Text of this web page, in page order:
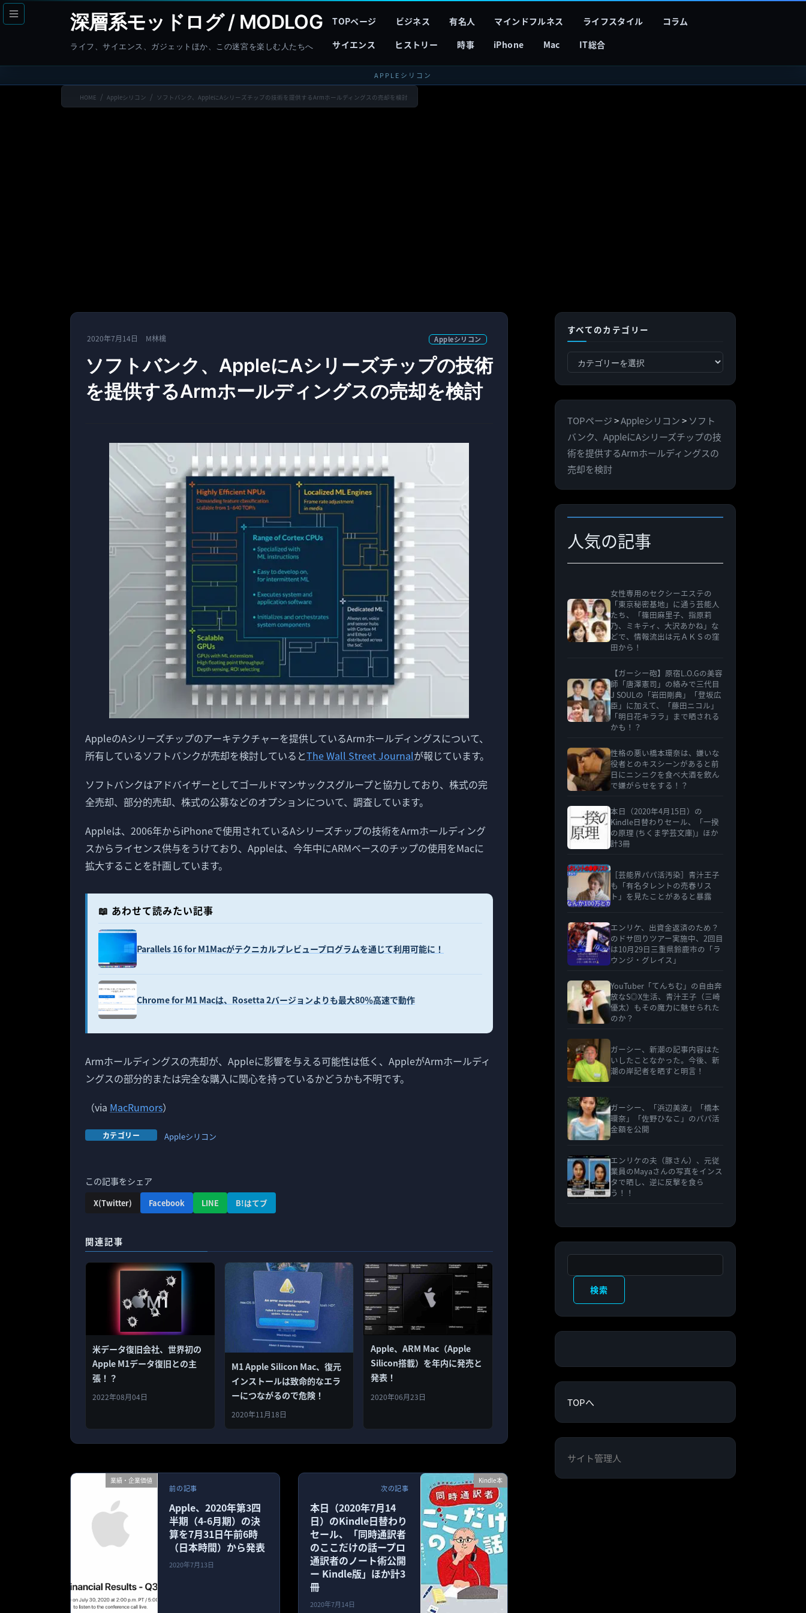
コ
ン
へ
ナ
ビ
ョ
深層系モッドログ / MODLOG
ライフ、サイエンス、ガジェットほか、この迷宮を楽しむ人たちへ
TOPページ ビジネス 有名人 マインドフルネス ライフスタイル
コラム
サイエンス
ヒストリー 時事 iPhone Mac IT総合
APPLEシリコン
HOME Appleシリコン ソフトバンク、AppleにAシリーズチップの技術を提供するArmホールディングスの売却を検討
2020年7月14日 M林檎 Appleシリコン
ソフトバンク、AppleにAシリーズチップの技術
を提供するArmホールディングスの売却を検討
AppleのAシリーズチップのアーキテクチャーを提供しているArmホールディングスについて、
所有しているソフトバンクが売却を検討しているとThe Wall Street Journalが報じています。
ソフトバンクはアドバイザーとしてゴールドマンサックスグループと協力しており、株式の完
全売却、部分的売却、株式の公募などのオプションについて、調査しています。
Appleは、2006年からiPhoneで使用されているAシリーズチップの技術をArmホールディング
スからライセンス供与をうけており、Appleは、今年中にARMベースのチップの使用をMacに
拡大することを計画しています。
📖 あわせて読みたい記事
Parallels 16 for M1Macがテクニカルプレビュープログラムを通じて利用可能に！
Chrome for M1 Macは、Rosetta 2バージョンよりも最大80％高速で動作
Armホールディングスの売却が、Appleに影響を与える可能性は低く、AppleがArmホールディ
ングスの部分的または完全な購入に関心を持っているかどうかも不明です。
（via MacRumors）
カテゴリー Appleシリコン
この記事をシェア
X(Twitter) Facebook LINE B!はてブ
関連記事
米データ復旧会社、世界初の
Apple M1データ復旧との主
張！？
2022年08月04日
M1 Apple Silicon Mac、復元
インストールは致命的なエラ
ーにつながるので危険！
2020年11月18日
Apple、ARM Mac（Apple
Silicon搭載）を年内に発売と
発表！
2020年06月23日
業績・企業価値
前の記事
Apple、2020年第3四
半期（4-6月期）の決
算を7月31日午前6時
（日本時間）から発表
2020年7月13日
Kindle本
次の記事
本日（2020年7月14
日）のKindle日替わり
セール、「同時通訳者
のここだけの話ープロ
通訳者のノート術公開
ー Kindle版」ほか計3
冊
2020年7月14日
すべてのカテゴリー
べ
カ
テ
ゴ
リ
ー
TOPページ>Appleシリコン> ソフト
バンク、AppleにAシリーズチップの技
術を提供するArmホールディングスの
売却を検討
人気の記事
女性専用のセクシーエステの
「東京秘密基地」に通う芸能人
たち、「篠田麻里子、指原莉
乃、ミキティ、大沢あかね」な
どで、情報流出は元ＡＫＳの窪
田から！
【ガーシー砲】原宿L.O.Gの美容
師「唐澤憲司」の絡みで三代目
J SOULの「岩田剛典」「登坂広
臣」に加えて、「藤田ニコル」
「明日花キララ」まで晒される
かも！？
性格の悪い橋本環奈は、嫌いな
役者とのキスシーンがあると前
日にニンニクを食べ大酒を飲ん
で嫌がらせをする！？
本日（2020年4月15日）の
Kindle日替わりセール、「一揆
の原理 (ちくま学芸文庫)」ほか
計3冊
［芸能界パパ活汚染］青汁王子
も「有名タレントの売春リス
ト」を見たことがあると暴露
エンリケ、出資金返済のため？
のドサ回りツアー実施中、2回目
は10月29日三重県鈴鹿市の「ラ
ウンジ・グレイス」
YouTuber「てんちむ」の自由奔
放なS◎X生活、青汁王子（三崎
優太）もその魔力に魅せられた
のか？
ガーシー、新潮の記事内容はた
いしたことなかった。今後、新
潮の岸記者を晒すと明言！
ガーシー、「浜辺美波」「橋本
環奈」「佐野ひなこ」のパパ活
金額を公開
エンリケの夫（豚さん）、元従
業員のMayaさんの写真をインス
タで晒し、逆に反撃を食ら
う！！
検索
TOPへ
サイト管理人